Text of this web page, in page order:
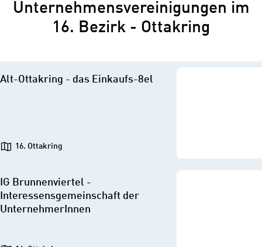
Unternehmensvereinigungen im
16. Bezirk - Ottakring
Alt-Ottakring - das Einkaufs-8el
16. Ottakring
IG Brunnenviertel -
Interessensgemeinschaft der
UnternehmerInnen